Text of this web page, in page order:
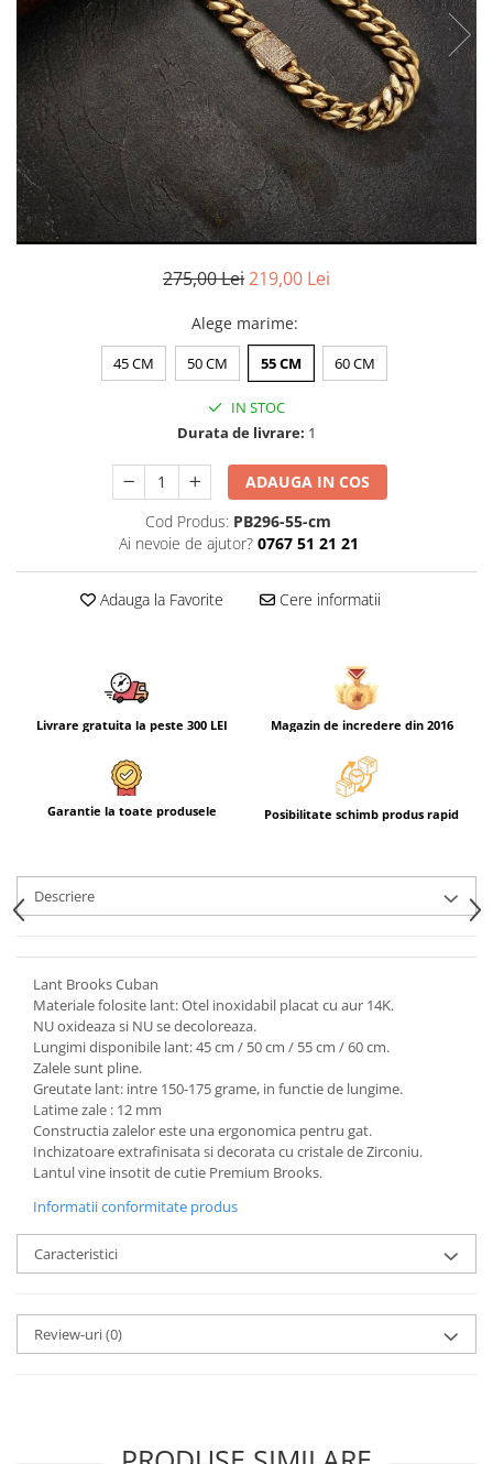
CERCEI
CEASURI DAMA
275,00 Lei219,00 Lei
Alege marime:
45 CM 50 CM 55 CM 60 CM
IN STOC
Durata de livrare: 1
ADAUGA IN COS
Cod Produs: PB296-55-cm
Ai nevoie de ajutor? 0767 51 21 21
Adauga la Favorite Cere informatii
Livrare gratuita la peste 300 LEI Magazin de incredere din 2016
Garantie la toate produsele Posibilitate schimb produs rapid
Descriere
Lant Brooks Cuban
Materiale folosite lant: Otel inoxidabil placat cu aur 14K.
NU oxideaza si NU se decoloreaza.
Lungimi disponibile lant: 45 cm / 50 cm / 55 cm / 60 cm.
Zalele sunt pline.
Greutate lant: intre 150-175 grame, in functie de lungime.
Latime zale : 12 mm
Constructia zalelor este una ergonomica pentru gat.
Inchizatoare extrafinisata si decorata cu cristale de Zirconiu.
Lantul vine insotit de cutie Premium Brooks.
Informatii conformitate produs
Caracteristici
Review-uri(0)